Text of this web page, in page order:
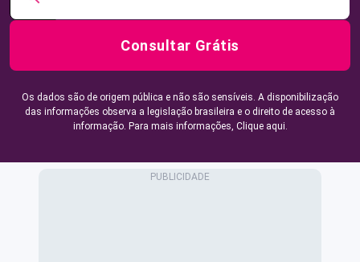
Consultar Grátis
Os dados são de origem pública e não são sensíveis. A disponibilização
das informações observa a legislação brasileira e o direito de acesso à
informação. Para mais informações, Clique aqui.